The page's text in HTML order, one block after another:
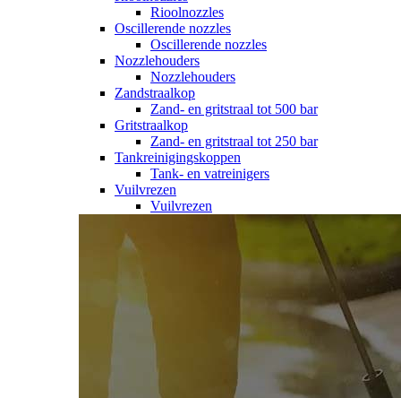
Rioolnozzles
Oscillerende nozzles
Oscillerende nozzles
Nozzlehouders
Nozzlehouders
Zandstraalkop
Zand- en gritstraal tot 500 bar
Gritstraalkop
Zand- en gritstraal tot 250 bar
Tankreinigingskoppen
Tank- en vatreinigers
Vuilvrezen
Vuilvrezen